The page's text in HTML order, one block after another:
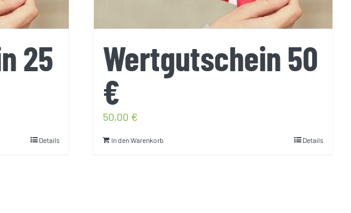
25
Details
Wertgutschein 50
€
50,00 €
In den Warenkorb Details